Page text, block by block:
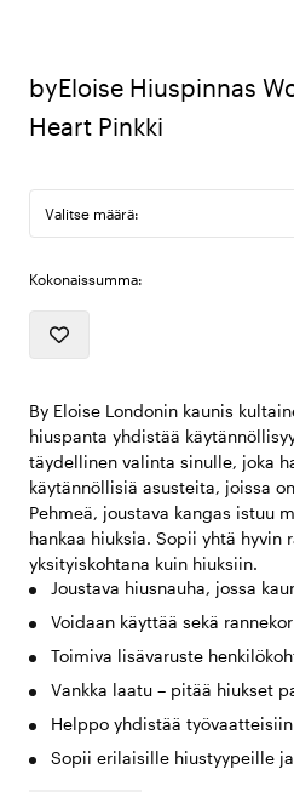
byEloise Hiuspinnas
Heart Pinkki
Valitse määrä:
Kokonaissumma:
By Eloise Londonin kaunis
hiuspanta yhdistää
täydellinen valinta sinulle, joka
käytännöllisiä asusteita, joissa
Pehmeä, joustava kangas istuu
hankaa hiuksia. Sopii yhtä hyvin
yksityiskohtana kuin hiuksiin.
Joustava hiusnauha, jossa
Voidaan käyttää sekä
Toimiva lisävaruste
Vankka laatu – pitää hiukset
Helppo yhdistää työvaatteisiin
Sopii erilaisille hiustyypeille